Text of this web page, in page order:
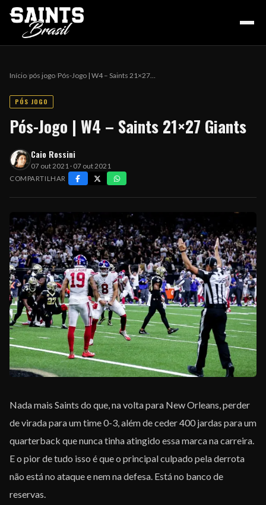
HOME
PODCAST
COLUNA DO ZÉ
NOSSA HISTÓRIA
EQUIPE
Início pós jogo Pós-Jogo | W4 – Saints 21×27…
PÓS JOGO
Pós-Jogo | W4 – Saints 21×27 Giants
Caio Rossini
07 out 2021 · 07 out 2021
COMPARTILHAR
Nada mais Saints do que, na volta para New Orleans, perder
de virada para um time 0-3, além de ceder 400 jardas para um
quarterback que nunca tinha atingido essa marca na carreira.
E o pior de tudo isso é que o principal culpado pela derrota
não está no ataque e nem na defesa. Está no banco de
reservas.